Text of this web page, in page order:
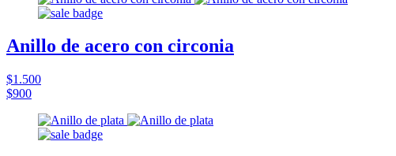
Anillo de acero con circonia
$1.500
$900